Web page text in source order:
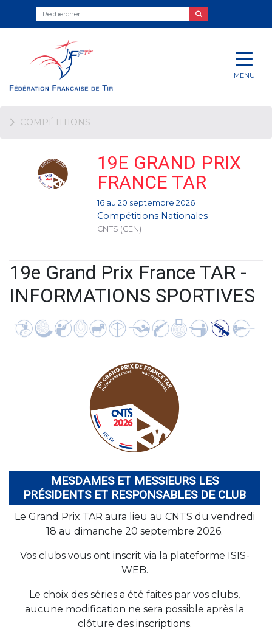
MENU
COMPÉTITIONS
19E GRAND PRIX
FRANCE TAR
16 au 20 septembre 2026
Compétitions Nationales
CNTS (CEN)
19e Grand Prix France TAR -
INFORMATIONS SPORTIVES
MESDAMES ET MESSIEURS LES
PRÉSIDENTS ET RESPONSABLES DE CLUB
Le Grand Prix TAR aura lieu au CNTS du vendredi
18 au dimanche 20 septembre 2026.
Vos clubs vous ont inscrit via la plateforme ISIS-
WEB.
Le choix des séries a été faites par vos clubs,
aucune modification ne sera possible après la
clôture des inscriptions.